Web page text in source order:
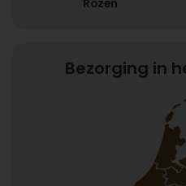
Rozen
Bezorging in